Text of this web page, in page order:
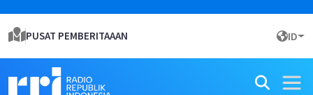
PUSAT PEMBERITAAAN ID